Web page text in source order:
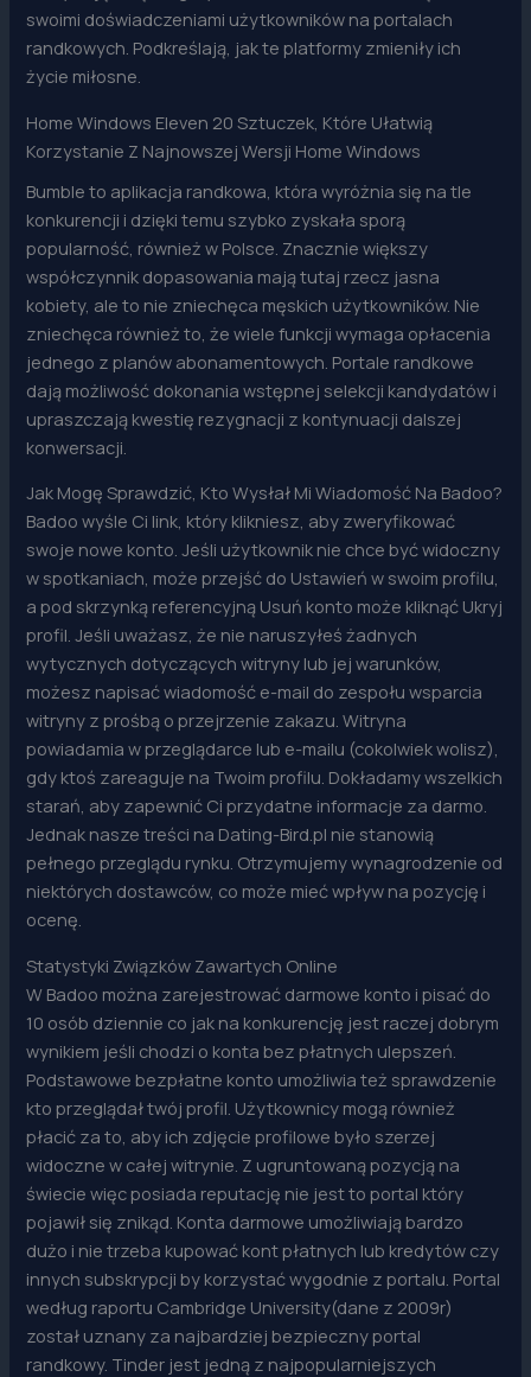
swoimi doświadczeniami użytkowników na portalach
randkowych. Podkreślają, jak te platformy zmieniły ich
życie miłosne.
Home Windows Eleven 20 Sztuczek, Które Ułatwią
Korzystanie Z Najnowszej Wersji Home Windows
Bumble to aplikacja randkowa, która wyróżnia się na tle
konkurencji i dzięki temu szybko zyskała sporą
popularność, również w Polsce. Znacznie większy
współczynnik dopasowania mają tutaj rzecz jasna
kobiety, ale to nie zniechęca męskich użytkowników. Nie
zniechęca również to, że wiele funkcji wymaga opłacenia
jednego z planów abonamentowych. Portale randkowe
dają możliwość dokonania wstępnej selekcji kandydatów i
upraszczają kwestię rezygnacji z kontynuacji dalszej
konwersacji.
Jak Mogę Sprawdzić, Kto Wysłał Mi Wiadomość Na Badoo?
Badoo wyśle Ci link, który klikniesz, aby zweryfikować
swoje nowe konto. Jeśli użytkownik nie chce być widoczny
w spotkaniach, może przejść do Ustawień w swoim profilu,
a pod skrzynką referencyjną Usuń konto może kliknąć Ukryj
profil. Jeśli uważasz, że nie naruszyłeś żadnych
wytycznych dotyczących witryny lub jej warunków,
możesz napisać wiadomość e-mail do zespołu wsparcia
witryny z prośbą o przejrzenie zakazu. Witryna
powiadamia w przeglądarce lub e-mailu (cokolwiek wolisz),
gdy ktoś zareaguje na Twoim profilu. Dokładamy wszelkich
starań, aby zapewnić Ci przydatne informacje za darmo.
Jednak nasze treści na Dating-Bird.pl nie stanowią
pełnego przeglądu rynku. Otrzymujemy wynagrodzenie od
niektórych dostawców, co może mieć wpływ na pozycję i
ocenę.
Statystyki Związków Zawartych Online
W Badoo można zarejestrować darmowe konto i pisać do
10 osób dziennie co jak na konkurencję jest raczej dobrym
wynikiem jeśli chodzi o konta bez płatnych ulepszeń.
Podstawowe bezpłatne konto umożliwia też sprawdzenie
kto przeglądał twój profil. Użytkownicy mogą również
płacić za to, aby ich zdjęcie profilowe było szerzej
widoczne w całej witrynie. Z ugruntowaną pozycją na
świecie więc posiada reputację nie jest to portal który
pojawił się znikąd. Konta darmowe umożliwiają bardzo
dużo i nie trzeba kupować kont płatnych lub kredytów czy
innych subskrypcji by korzystać wygodnie z portalu. Portal
według raportu Cambridge University(dane z 2009r)
został uznany za najbardziej bezpieczny portal
randkowy. Tinder jest jedną z najpopularniejszych